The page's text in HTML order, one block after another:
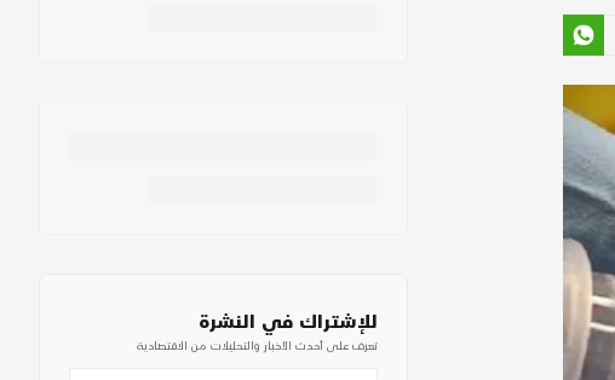
للإشتراك في النشرة
تعرف على أحدث الأخبار والتحليلات من الاقتصادية